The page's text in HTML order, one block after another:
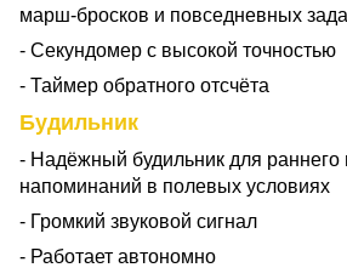
марш-бросков и повседневных
- Секундомер с высокой точностью
- Таймер обратного отсчёта
Будильник
- Надёжный будильник для
напоминаний в полевых условиях
- Громкий звуковой сигнал
- Работает автономно